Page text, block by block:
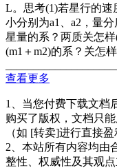
L。思考(1)若星行的速
小分别为a1、a2，量
星量的系？两质关怎
(m1＋m2)的系？关怎样
查看更多
1、当您付费下载文档
购买了版权，文档只
（如 [转卖]进行直接
2、本站所有内容均由
整性、权威性及其观